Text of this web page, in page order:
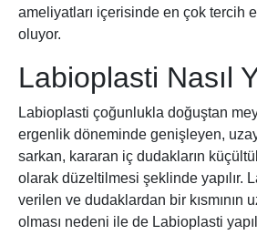
ameliyatları içerisinde en çok tercih
oluyor.
Labioplasti Nasıl
Labioplasti çoğunlukla doğuştan
ergenlik döneminde genişleyen,
sarkan, kararan iç dudakların
olarak düzeltilmesi şeklinde yapılır.
verilen ve dudaklardan bir kısmının
olması nedeni ile de Labioplasti